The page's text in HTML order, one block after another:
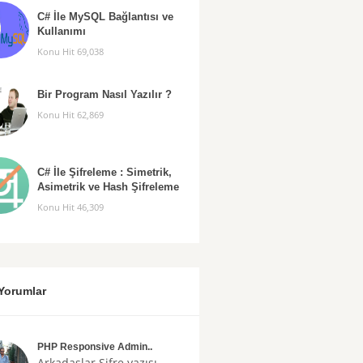
C# İle MySQL Bağlantısı ve
Kullanımı
Konu Hit 69,038
Bir Program Nasıl Yazılır ?
Konu Hit 62,869
C# İle Şifreleme : Simetrik,
Asimetrik ve Hash Şifreleme
Konu Hit 46,309
PHP Responsive Admin..